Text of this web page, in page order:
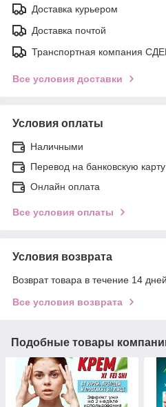
Доставка курьером
Доставка почтой
Транспортная компания
Все условия доставки
Условия оплаты
Наличными
Перевод на банковскую
Онлайн оплата
Все условия оплаты
Условия возврата
Возврат товара в течение 14
Все условия возврата
Подобные товары